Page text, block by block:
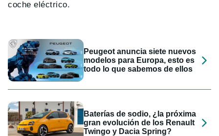
coche eléctrico.
Peugeot anuncia siete nuevos
modelos para Europa, esto es
todo lo que sabemos de ellos
Baterías de sodio, ¿la próxima
gran evolución de los Renault
Twingo y Dacia Spring?